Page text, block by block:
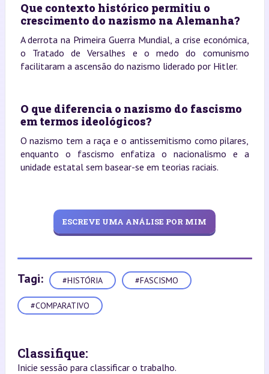
Que contexto histórico permitiu o
crescimento do nazismo na Alemanha?
A derrota na Primeira Guerra Mundial, a crise económica,
o Tratado de Versalhes e o medo do comunismo
facilitaram a ascensão do nazismo liderado por Hitler.
O que diferencia o nazismo do fascismo
em termos ideológicos?
O nazismo tem a raça e o antissemitismo como pilares,
enquanto o fascismo enfatiza o nacionalismo e a
unidade estatal sem basear-se em teorias raciais.
ESCREVE UMA ANÁLISE POR MIM
Tagi: #HISTÓRIA #FASCISMO
#COMPARATIVO
Classifique:
Inicie sessão para classificar o trabalho.